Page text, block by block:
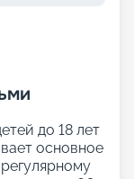
до 18 лет
основное